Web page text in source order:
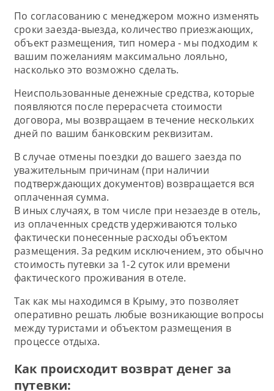
По согласованию с менеджером можно изменять
сроки заезда-выезда, количество приезжающих,
объект размещения, тип номера - мы подходим к
вашим пожеланиям максимально лояльно,
насколько это возможно сделать.
Неиспользованные денежные средства, которые
появляются после перерасчета стоимости
договора, мы возвращаем в течение нескольких
дней по вашим банковским реквизитам.
В случае отмены поездки до вашего заезда по
уважительным причинам (при наличии
подтверждающих документов) возвращается вся
оплаченная сумма.
В иных случаях, в том числе при незаезде в отель,
из оплаченных средств удерживаются только
фактически понесенные расходы объектом
размещения. За редким исключением, это обычно
стоимость путевки за 1-2 суток или времени
фактического проживания в отеле.
Так как мы находимся в Крыму, это позволяет
оперативно решать любые возникающие вопросы
между туристами и объектом размещения в
процессе отдыха.
Как происходит возврат денег за
путевки: